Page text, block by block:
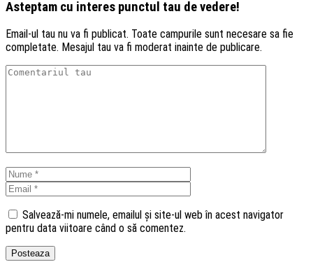
Asteptam cu interes punctul tau de vedere!
Email-ul tau nu va fi publicat. Toate campurile sunt necesare sa fie
completate. Mesajul tau va fi moderat inainte de publicare.
Salvează-mi numele, emailul și site-ul web în acest navigator
pentru data viitoare când o să comentez.